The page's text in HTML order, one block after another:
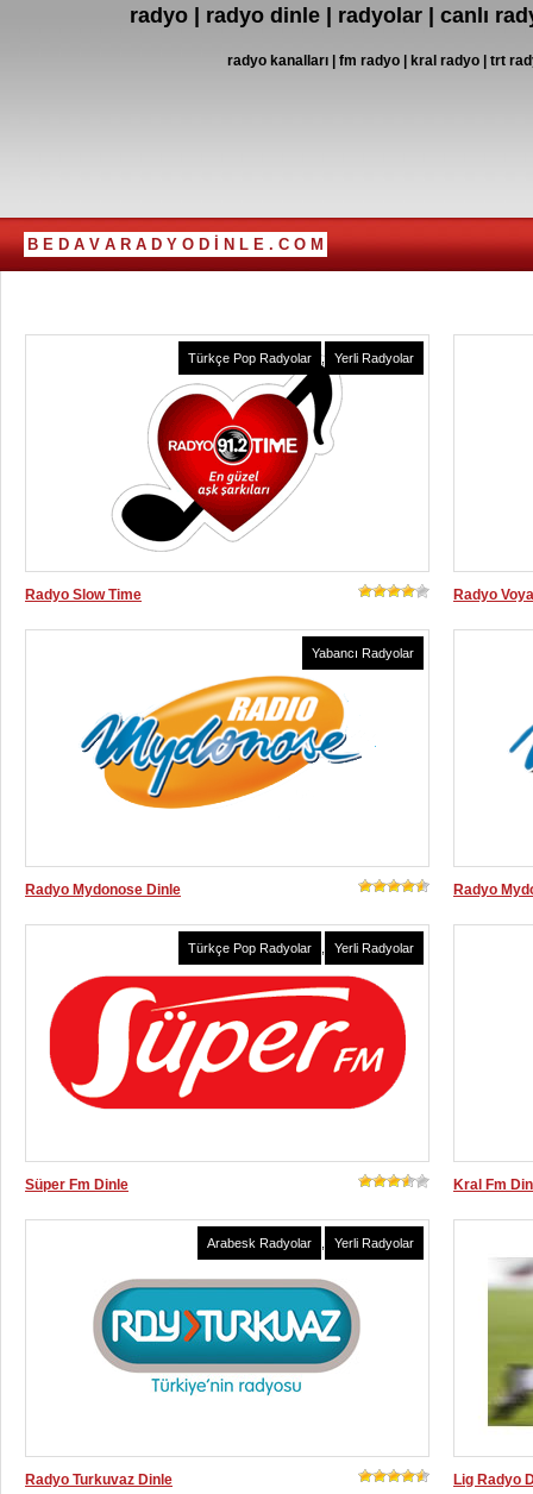
radyo | radyo dinle | radyolar | canlı
radyo kanalları | fm radyo | kral radyo | trt
B E D A V A R A D Y O D İ N L E . C O M
Türkçe Pop Radyolar , Yerli Radyolar
Radyo Slow Time Radyo
Yabancı Radyolar
Radyo Mydonose Dinle Radyo
Türkçe Pop Radyolar Yerli Radyolar
Süper Fm Dinle Kral Fm
Arabesk Radyolar Yerli Radyolar
Radyo Turkuvaz Dinle Lig Radyo